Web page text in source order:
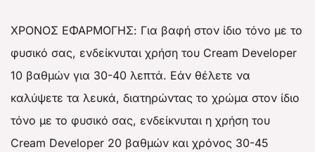
ΧΡΟΝΟΣ ΕΦΑΡΜΟΓΗΣ: Για βαφή στον ίδιο τόνο με το
φυσικό σας, ενδείκνυται χρήση του Cream Developer
10 βαθμών για 30-40 λεπτά. Εάν θέλετε να
καλύψετε τα λευκά, διατηρώντας το χρώμα στον ίδιο
τόνο με το φυσικό σας, ενδείκνυται η χρήση του
Cream Developer 20 βαθμών και χρόνος 30-45